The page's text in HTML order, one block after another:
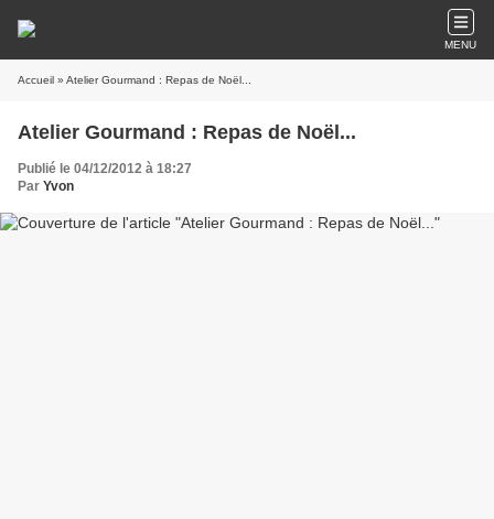
MENU
Accueil » Atelier Gourmand : Repas de Noël...
Atelier Gourmand : Repas de Noël...
Publié le 04/12/2012 à 18:27
Par Yvon